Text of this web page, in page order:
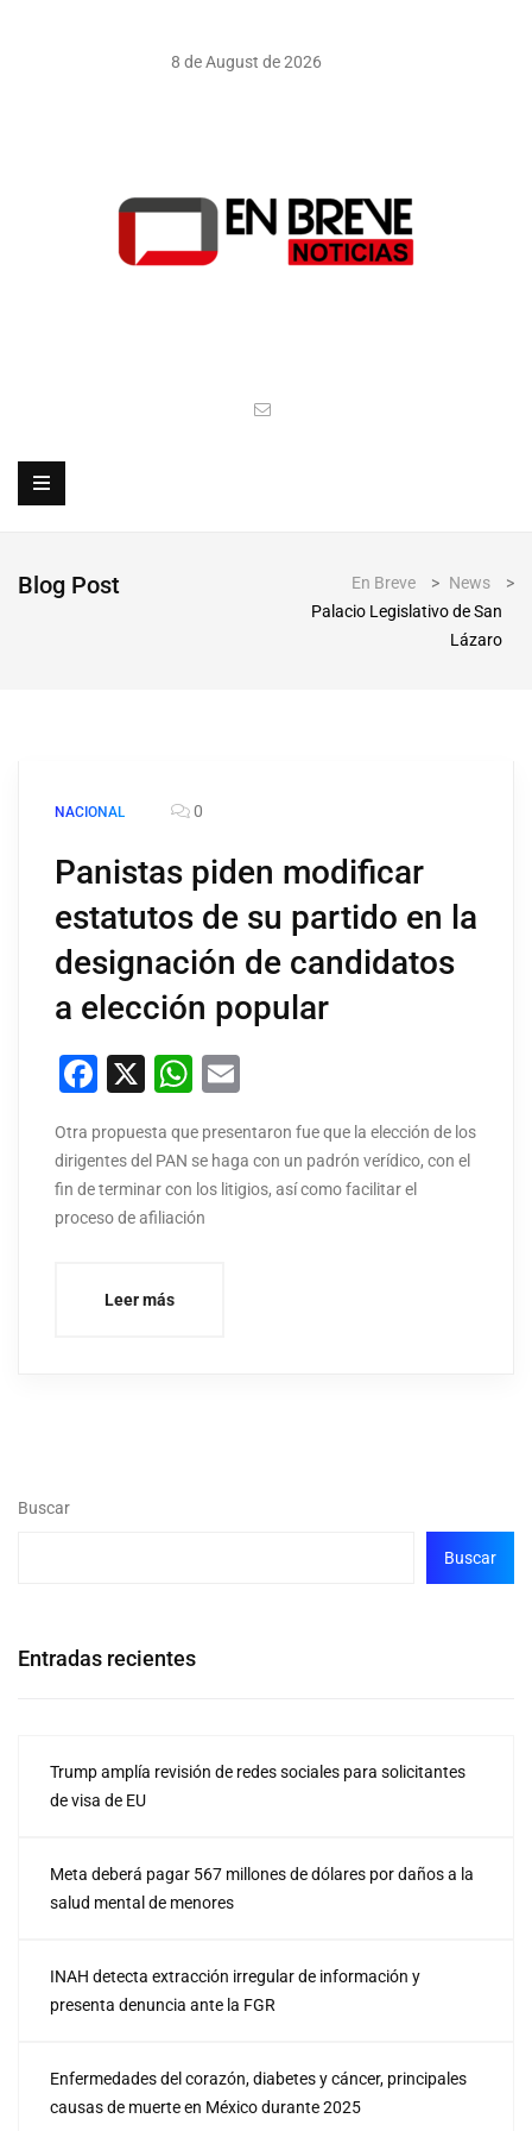
8 de August de 2026
Blog Post En Breve > News
>
Palacio Legislativo de San
Lázaro
NACIONAL 0
Panistas piden modificar
estatutos de su partido en la
designación de candidatos
a elección popular
Facebook
X WhatsApp
Otra propuesta que presentaron fue que la elección de los
dirigentes del PAN se haga con un padrón verídico, con el
fin de terminar con los litigios, así como facilitar el
proceso de afiliación
Leer más
Buscar
Buscar
Entradas recientes
Trump amplía revisión de redes sociales para solicitantes
de visa de EU
Meta deberá pagar 567 millones de dólares por daños a la
salud mental de menores
INAH detecta extracción irregular de información y
presenta denuncia ante la FGR
Enfermedades del corazón, diabetes y cáncer, principales
causas de muerte en México durante 2025